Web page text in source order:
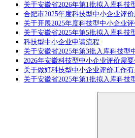
关于安徽省2026年第1批拟入库科技
合肥市2025年度科技型中小企业评
关于开展2025年度科技型中小企业
关于安徽省2025年第5批拟入库科技
科技型中小企业申请流程
关于安徽省2025年第3批入库科技型
2026年安徽科技型中小企业评价需
关于做好科技型中小企业评价工作
关于安徽省2025年第1批拟入库科技